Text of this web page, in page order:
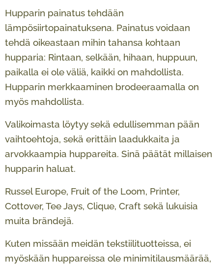
Hupparin painatus tehdään
lämpösiirtopainatuksena. Painatus voidaan
tehdä oikeastaan mihin tahansa kohtaan
hupparia: Rintaan, selkään, hihaan, huppuun,
paikalla ei ole väliä, kaikki on mahdollista.
Hupparin merkkaaminen brodeeraamalla on
myös mahdollista.
Valikoimasta löytyy sekä edullisemman pään
vaihtoehtoja, sekä erittäin laadukkaita ja
arvokkaampia huppareita. Sinä päätät millaisen
hupparin haluat.
Russel Europe, Fruit of the Loom, Printer,
Cottover, Tee Jays, Clique, Craft sekä lukuisia
muita brändejä.
Kuten missään meidän tekstiilituotteissa, ei
myöskään huppareissa ole minimitilausmäärää,